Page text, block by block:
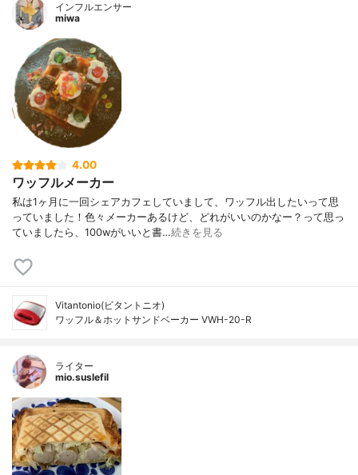
インフルエンサー
miwa
4.00
ワッフルメーカー
私は1ヶ月に一回シェアカフェしていまして、ワッフル出したいって思
っていました！色々メーカーあるけど、どれがいいのかなー？って思っ
ていましたら、100wがいいと書…続きを見る
Vitantonio(ビタントニオ)
ワッフル＆ホットサンドベーカー VWH-20-R
ライター
mio.suslefil